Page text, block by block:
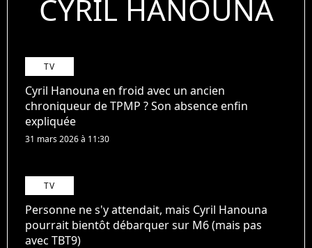
CYRIL HANOUNA
TV
Cyril Hanouna en froid avec un ancien
chroniqueur de TPMP ? Son absence enfin
expliquée
31 mars 2026 à 11:30
TV
Personne ne s'y attendait, mais Cyril Hanouna
pourrait bientôt débarquer sur M6 (mais pas
avec TBT9)